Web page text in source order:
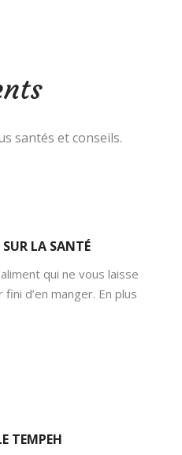
santés et conseils.
LA SANTÉ
qui ne vous laisse
d’en manger. En plus
TEMPEH